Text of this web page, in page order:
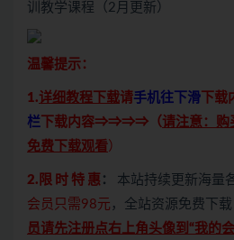
训教学课程（2月更新）
温馨提示：
1.详细教程下载请手机往下滑 下
栏 下载内容⇒⇒⇒⇒（请注意：购
免费下载观看）
2.限 时 特 惠 ： 本站持续更新海量
会员只需98元 ，全站资源免费下载
员请先注册点右上角头像到“我的